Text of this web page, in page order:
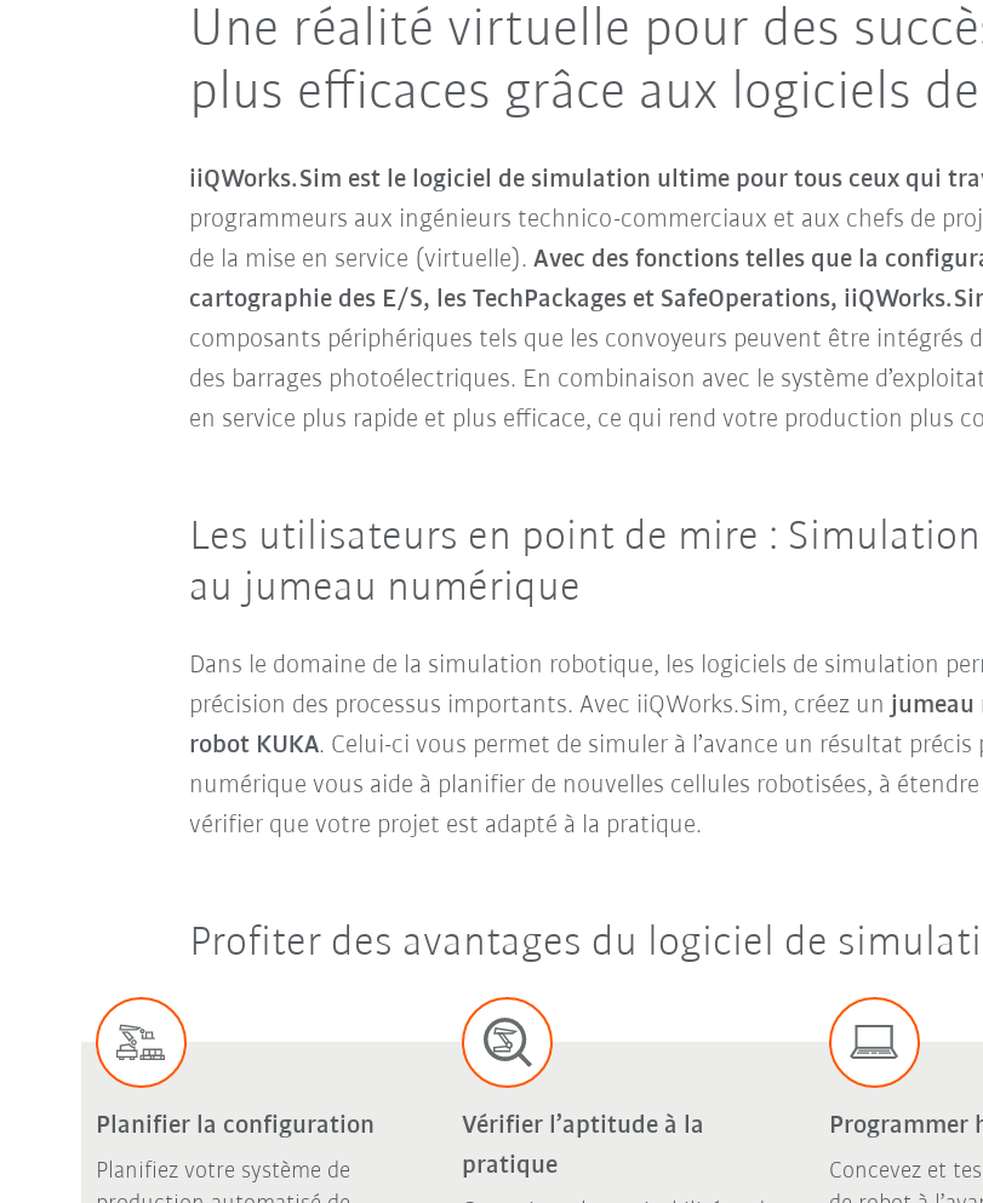
Une réalité virtuelle pour des
plus efficaces grâce aux logiciels
iiQWorks.Sim est le logiciel de simulation ultime pour tous ceux qui
programmeurs aux ingénieurs technico-commerciaux et aux chefs de
de la mise en service (virtuelle). Avec des fonctions telles que la
cartographie des E/S, les TechPackages et SafeOperations,
composants périphériques tels que les convoyeurs peuvent être intégrés
des barrages photoélectriques. En combinaison avec le système
en service plus rapide et plus efficace, ce qui rend votre production plus
Les utilisateurs en point de mire :
au jumeau numérique
Dans le domaine de la simulation robotique, les logiciels de simulation
précision des processus importants. Avec iiQWorks.Sim, créez un jumeau
robot KUKA. Celui-ci vous permet de simuler à l’avance un résultat
numérique vous aide à planifier de nouvelles cellules robotisées, à
vérifier que votre projet est adapté à la pratique.
Profiter des avantages du logiciel de
Planifier la configuration
Planifiez votre système de
Vérifier l’aptitude à la
pratique
Programmer
Concevez et